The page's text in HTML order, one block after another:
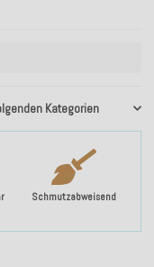
Schmutzabweisend
Kategorien